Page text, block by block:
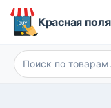
Перейти
Красная
Искать: